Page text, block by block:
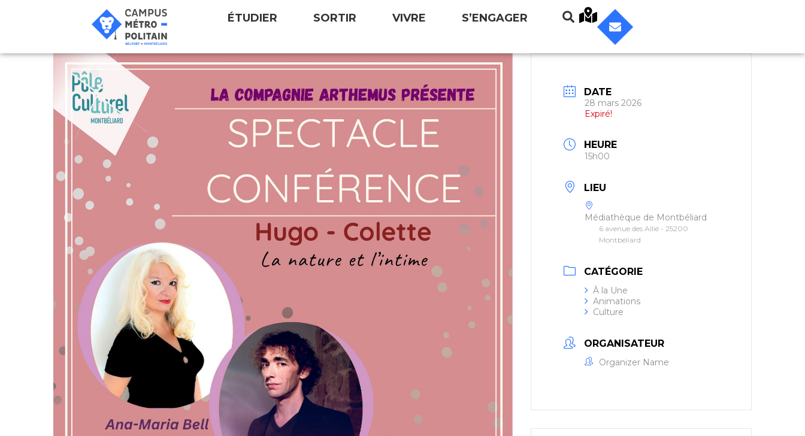
ÉTUDIER SORTIR VIVRE S’ENGAGER
DATE
28 mars 2026
Expiré!
HEURE
15h00
LIEU
Médiathèque de Montbéliard
6 avenue des Allié - 25200
Montbéliard
CATÉGORIE
À la Une
Animations
Culture
ORGANISATEUR
Organizer Name